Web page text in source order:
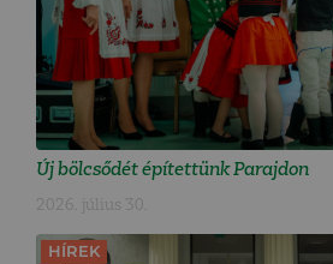
Új bölcsődét építettünk Parajdon
2026. július 30.
HÍREK